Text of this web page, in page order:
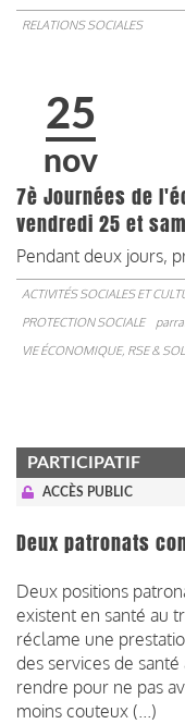
RELATIONS SOCIALES
25
nov
7è Journées de
vendredi 25 et
Pendant deux jours,
ACTIVITÉS SOCIALES ET
PROTECTION SOCIALE
VIE ÉCONOMIQUE, RSE &
PARTICIPATIF
ACCÈS PUBLIC
Deux patronats
Deux positions
existent en santé au
réclame une
des services de
rendre pour ne pas
moins couteux (...)